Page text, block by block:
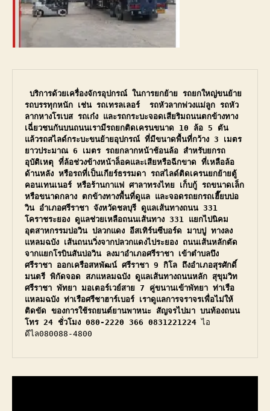
รถบรรทุกหนัก เช่น รถเทรลเลอร์  รถหัวลากพ่วงแม่ลูก รถหัว
ลากหางโรเบส รถเก๋ง และรถกระบะจอดเสียริมถนนตกข้างทาง
เฉี่ยวชนกันบนถนนเรามีรถยกติดเครนขนาด 10 ล้อ 5 ตัน
แล้วรถสไลด์กระบะขนย้ายอุปกรณ์ ที่มีขนาดพื้นที่กว้าง 3 เมตร
ยาวประมาณ 6 เมตร รถยกลากหน้าช้อนล้อ สำหรับยกรถ
อุบัติเหตุ ที่ล้อช่วงข้างหน้าล็อคและเสียหรือฉีกขาด ที่เหลือล้อ
ด้านหลัง หรือรถที่เป็นเกียร์ธรรมดา รถสไลด์ติดเครนยกย้ายตู้
คอนเทนเนอร์ หรือร้านกาแฟ ศาลาทรงไทย เก็บกู้ รถขนาดเล็ก
หรือขนาดกลาง ตกข้างทางพื้นที่ดูแล และจอดรถยกรถเฮี๊ยบบ่อ
วิน อำเภอศรีราชา จังหวัดชลบุรี ดูแลเส้นทางถนน 331
โคราชระยอง ดูแลช่วยเหลือถนนเส้นทาง 331 แยกไปนิคม
อุตสาหกรรมบ่อวิน ปลวกแดง อีสเทิร์นซีบอร์ด มาบปู ทางลง
แหลมฉบัง เส้นถนนวิ่งจากปลวกแดงไประยอง ถนนเส้นหลักตัด
จากแยกโรบินสันบ่อวิน ลงมาอำเภอศรีราชา เข้าตำบลบึง
ศรีราชา ออกเครือสหพัฒน์ ศรีราชา 9 กิโล ถึงอำเภอสุรศักดิ์
มนตรี พิกัดจอด สภแหลมฉบัง ดูแลเส้นทางถนนหลัก สุขุมวิท
ศรีราชา พัทยา มอเตอร์เวย์สาย 7 คู่ขนานเข้าพัทยา ท่าเรือ
แหลมฉบัง ท่าเรือศรีชาฮาร์เบอร์ เราดูแลการจราจรเพื่อไม่ให้
ติดขัด ของการใช้รถยนต์ยานพาหนะ สัญจรไปมา บนท้องถนน
โทร 24 ชั่วโมง 080-2220 366 0831221224​ ไอ
ดีไล080088-4800